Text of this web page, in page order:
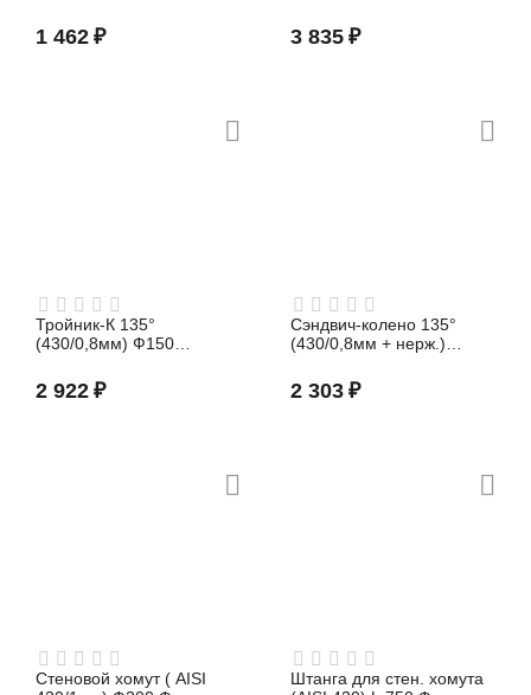
1 462 ₽ 3 835 ₽
Тройник-К 135°
(430/0,8мм) Ф150
2 922 ₽
Сэндвич-колено 135°
(430/0,8мм + нерж.)
2 303 ₽
Стеновой хомут ( AISI
Штанга для стен. хомута